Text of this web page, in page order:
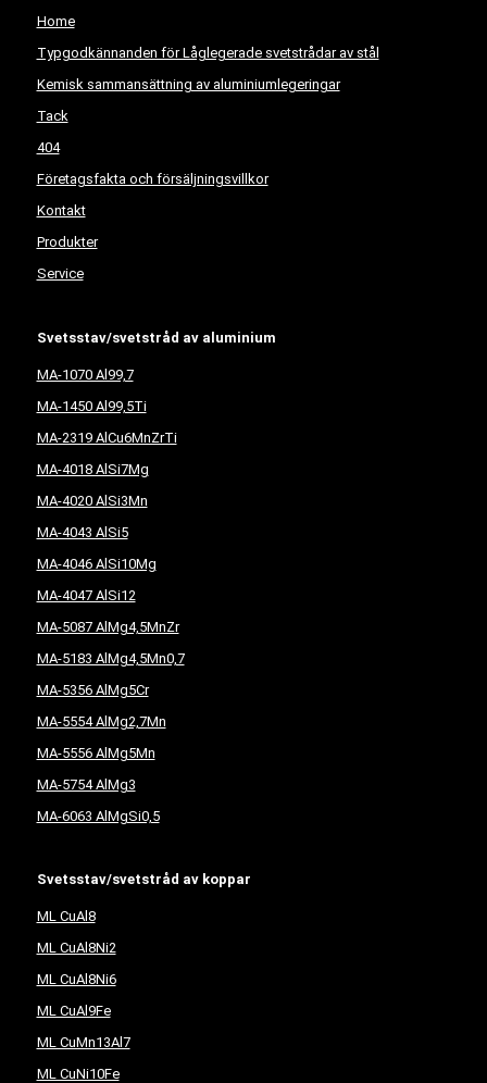
Home
Typgodkännanden för Låglegerade svetstrådar av stål
Kemisk sammansättning av aluminiumlegeringar
Tack
404
Företagsfakta och försäljningsvillkor
Kontakt
Produkter
Service
Svetsstav/svetstråd av aluminium
MA-1070 Al99,7
MA-1450 Al99,5Ti
MA-2319 AlCu6MnZrTi
MA-4018 AlSi7Mg
MA-4020 AlSi3Mn
MA-4043 AlSi5
MA-4046 AlSi10Mg
MA-4047 AlSi12
MA-5087 AlMg4,5MnZr
MA-5183 AlMg4,5Mn0,7
MA-5356 AlMg5Cr
MA-5554 AlMg2,7Mn
MA-5556 AlMg5Mn
MA-5754 AlMg3
MA-6063 AlMgSi0,5
Svetsstav/svetstråd av koppar
ML CuAl8
ML CuAl8Ni2
ML CuAl8Ni6
ML CuAl9Fe
ML CuMn13Al7
ML CuNi10Fe